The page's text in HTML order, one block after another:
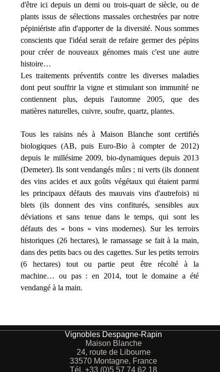
d'être ici depuis un demi ou trois-quart de siècle, ou de
plants issus de sélections massales orchestrées par notre
pépiniériste afin d'apporter de la diversité. Nous sommes
conscients que l'idéal serait de refaire germer des pépins
pour créer de nouveaux génomes mais c'est une autre
histoire…
Les traitements préventifs contre les diverses maladies
dont peut souffrir la vigne et stimulant son immunité ne
contiennent plus, depuis l'automne 2005, que des
matières naturelles, cuivre, soufre, quartz, plantes.
Tous les raisinsnés à Maison Blanche sont certifiés
biologiques (AB, puis Euro-Bio à compter de 2012)
depuis le millésime 2009,bio-dynamiques depuis 2013
(Demeter).Ils sontvendangés mûrs ; ni verts (ils donnent
des vins acides et aux goûts végétaux qui étaient parmi
les principaux défauts des mauvais vins d'autrefois) ni
blets (ils donnent des vins confiturés, sensibles aux
déviations et sans tenue dans le temps, qui sont les
défauts des « bons » vins modernes). Sur les terroirs
historiques (26 hectares),leramassage se fait à la main,
dans des petits bacs oudes cagettes. Sur lespetits terroirs
(6 hectares)tout ou partie peut être récolté à la
machine… ou pas : en 2014, tout le domaine a été
vendangé à la main.
Vignobles Despagne-Rapin
Maison Blanche
24, route de Libourne
33570 Montagne, France
Tél. +33 (0)5 57 74 62 18